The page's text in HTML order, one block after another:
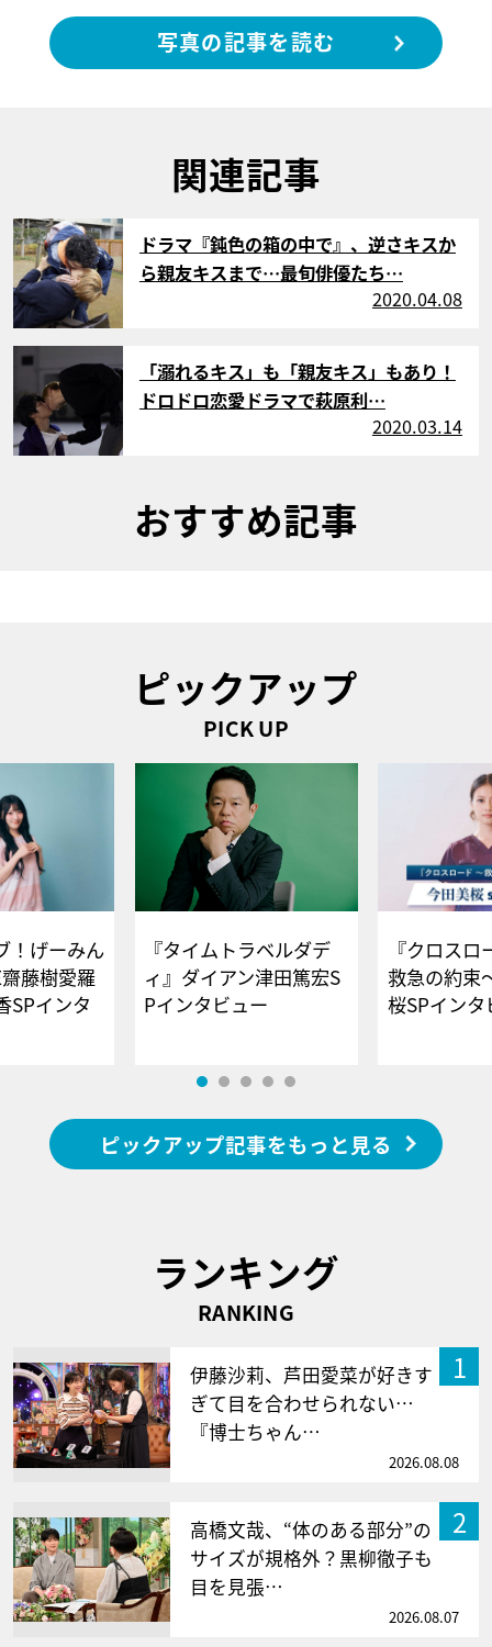
写真の記事を読む
関連記事
サムネイル
ドラマ『鈍色の箱の中で』、逆さキスか
ら親友キスまで…最旬俳優たち…
2020.04.08
サムネイル
「溺れるキス」も「親友キス」もあり！
ドロドロ恋愛ドラマで萩原利…
2020.03.14
おすすめ記事
ピックアップ
PICK UP
！げーみん
藤樹愛羅
SPインタ
『タイムトラベルダデ
ィ』ダイアン津田篤宏S
Pインタビュー
『クロス
救急の約束
桜SPイ
ピックアップ記事をもっと見る
ランキング
RANKING
1
伊藤沙莉、芦田愛菜が好きす
ぎて目を合わせられない…
『博士ちゃん…
2026.08.08
2
高橋文哉、“体のある部分”の
サイズが規格外？黒柳徹子も
目を見張…
2026.08.07